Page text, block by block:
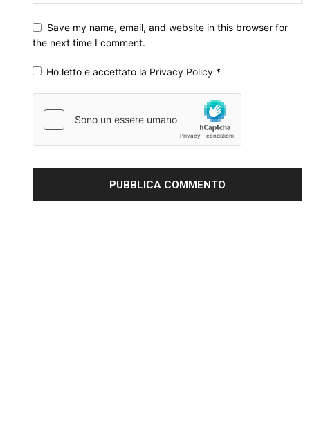
Save my name, email, and website in this browser for
the next time I comment.
Ho letto e accettato la Privacy Policy *